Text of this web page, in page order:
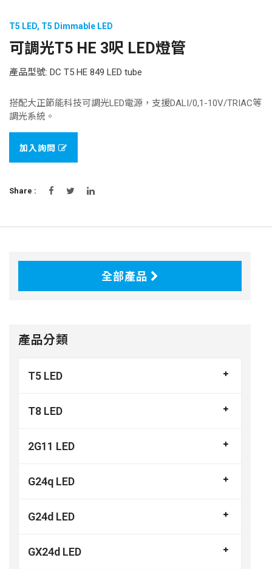
T5 LED, T5 Dimmable LED
可調光T5 HE 3呎 LED燈管
產品型號: DC T5 HE 849 LED tube
搭配大正節能科技可調光LED電源，支援DALI/0,1-10V/TRIAC等
調光系統。
加入詢問
Share :
全部產品
產品分類
T5 LED
T8 LED
2G11 LED
G24q LED
G24d LED
GX24d LED